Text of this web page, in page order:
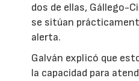
dos de ellas, Gállego-
se sitúan
alerta.
Galván explicó que
la capacidad para